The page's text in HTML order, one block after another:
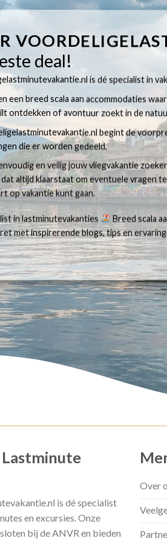
deal!
is dé specialist in
een breed scala aan accommodaties
ontdekken of avontuur zoekt in de
begint de
die er worden gedeeld.
en veilig jouw vliegvakantie
dat altijd klaarstaat om eventuele vragen
op vakantie kunt gaan.
in lastminutevakanties
Breed scala
met inspirerende blogs, tips en
is dé specialist
en excursies. Onze
bij de ANVR en bieden
Over